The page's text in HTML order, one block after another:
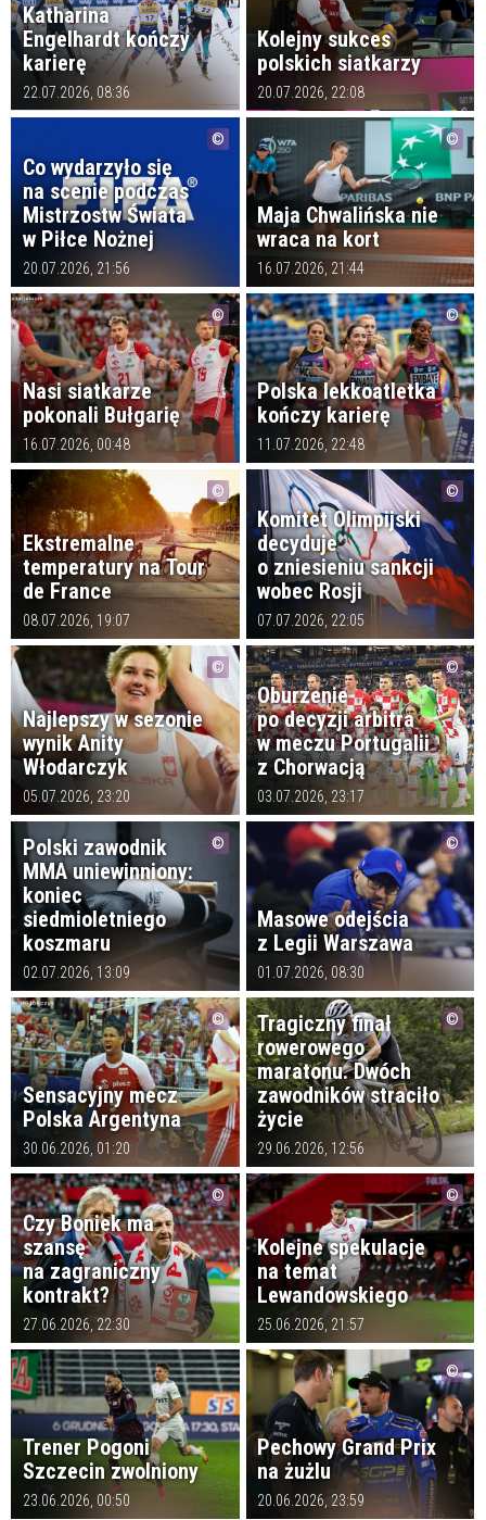
Katharina
Engelhardt kończy
karierę
22.07.2026, 08:36
Kolejny sukces
polskich siatkarzy
20.07.2026, 22:08
Co wydarzyło się
na scenie podczas
Mistrzostw Świata
w Piłce Nożnej
20.07.2026, 21:56
Maja Chwalińska nie
wraca na kort
16.07.2026, 21:44
Nasi siatkarze
pokonali Bułgarię
16.07.2026, 00:48
Polska lekkoatletka
kończy karierę
11.07.2026, 22:48
Ekstremalne
temperatury na Tour
de France
08.07.2026, 19:07
Komitet Olimpijski
decyduje
o zniesieniu sankcji
wobec Rosji
07.07.2026, 22:05
Najlepszy w sezonie
wynik Anity
Włodarczyk
05.07.2026, 23:20
Oburzenie
po decyzji arbitra
w meczu Portugalii
z Chorwacją
03.07.2026, 23:17
Polski zawodnik
MMA uniewinniony:
koniec
siedmioletniego
koszmaru
02.07.2026, 13:09
Masowe odejścia
z Legii Warszawa
01.07.2026, 08:30
Sensacyjny mecz
Polska Argentyna
30.06.2026, 01:20
Tragiczny finał
rowerowego
maratonu. Dwóch
zawodników straciło
życie
29.06.2026, 12:56
Czy Boniek ma
szansę
na zagraniczny
kontrakt?
27.06.2026, 22:30
Kolejne spekulacje
na temat
Lewandowskiego
25.06.2026, 21:57
Trener Pogoni
Szczecin zwolniony
23.06.2026, 00:50
Pechowy Grand Prix
na żużlu
20.06.2026, 23:59
Zmiennicy na wagę